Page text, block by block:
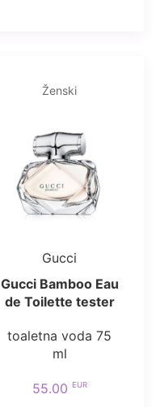
Ženski
Gucci
Gucci Bamboo Eau
de Toilette tester
toaletna voda 75
ml
55.00 EUR